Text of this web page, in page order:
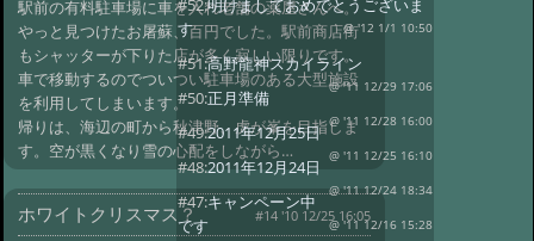
駅前の有料駐車場に車を入れ老舗の薬屋さんへ。
やっと見つけたお屠蘇、百円でした。駅前商店街
もシャッターが下りた店が多く寂しい限りです。
車で移動するのでついつい駐車場のある大型施設
を利用してしまいます。
帰りは、海辺の町から秋津野、虎が峯を目指しま
す。空が黒くなり雪の心配をしながら…
ホワイトクリスマス？ #14 '10 12/25 16:05
#52:明けましておめでとうございま
す
@ '12 1/1 10:50
#51:高野龍神スカイライン
@ '11 12/29 17:06
#50:正月準備
@ '11 12/28 16:00
#49:2011年12月25日
@ '11 12/25 16:10
#48:2011年12月24日
@ '11 12/24 18:34
#47:キャンペーン中
です
@ '11 12/16 15:28